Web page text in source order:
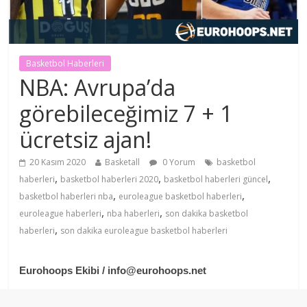
Basketbol Haberleri
NBA: Avrupa’da
görebileceğimiz 7 + 1
ücretsiz ajan!
20 Kasım 2020 Basketall 0 Yorum
basketbol
haberleri, basketbol haberleri 2020, basketbol haberleri güncel,
basketbol haberleri nba, euroleague basketbol haberleri,
euroleague haberleri, nba haberleri, son dakika basketbol
haberleri, son dakika euroleague basketbol haberleri
Eurohoops Ekibi / info@eurohoops.net